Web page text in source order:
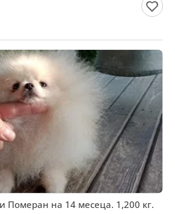
на 14 месеца. 1,200 кг.